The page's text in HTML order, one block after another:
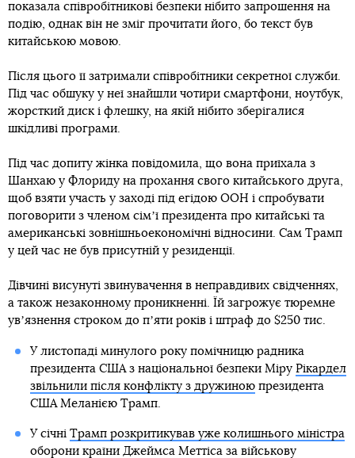
показала співробітникові безпеки нібито запрошення на
подію, однак він не зміг прочитати його, бо текст був
китайською мовою.
Після цього її затримали співробітники секретної служби.
Під час обшуку у неї знайшли чотири смартфони, ноутбук,
жорсткий диск і флешку, на якій нібито зберігалися
шкідливі програми.
Під час допиту жінка повідомила, що вона приїхала з
Шанхаю у Флориду на прохання свого китайського друга,
щоб взяти участь у заході під егідою ООН і спробувати
поговорити з членом сімʼї президента про китайські та
американські зовнішньоекономічні відносини. Сам Трамп
у цей час не був присутній у резиденції.
Дівчині висунуті звинувачення в неправдивих свідченнях,
а також незаконному проникненні. Їй загрожує тюремне
увʼязнення строком до пʼяти років і штраф до $250 тис.
У листопаді минулого року помічницю радника
президента США з національної безпеки Міру Рікардел
звільнили після конфлікту з дружиноюпрезидента
США Меланією Трамп.
У січні Трамп розкритикував уже колишнього міністра
оборони країни Джеймса Меттіса за військову